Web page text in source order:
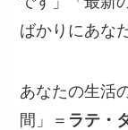
ばかりにあな
あなたの生活
間」＝ ラテ・